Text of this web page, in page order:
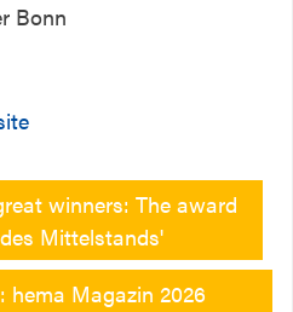
Bonn
winners: The award
Mittelstands'
hema Magazin 2026